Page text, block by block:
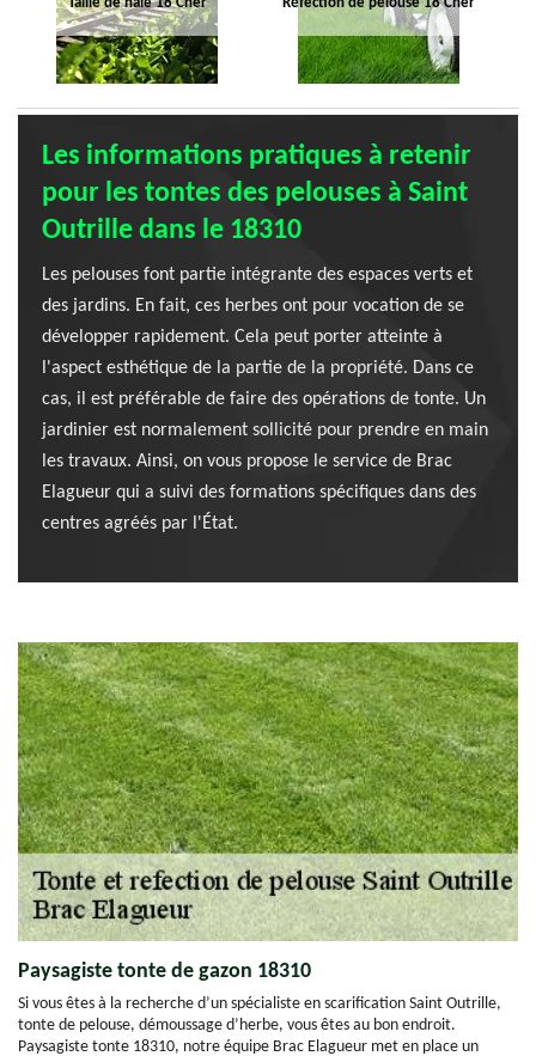
Les informations pratiques à retenir
pour les tontes des pelouses à Saint
Outrille dans le 18310
Les pelouses font partie intégrante des espaces verts et
des jardins. En fait, ces herbes ont pour vocation de se
développer rapidement. Cela peut porter atteinte à
l'aspect esthétique de la partie de la propriété. Dans ce
cas, il est préférable de faire des opérations de tonte. Un
jardinier est normalement sollicité pour prendre en main
les travaux. Ainsi, on vous propose le service de Brac
Elagueur qui a suivi des formations spécifiques dans des
centres agréés par l'État.
Paysagiste tonte de gazon 18310
Si vous êtes à la recherche d’un spécialiste en scarification Saint Outrille,
tonte de pelouse, démoussage d’herbe, vous êtes au bon endroit.
Paysagiste tonte 18310, notre équipe Brac Elagueur met en place un